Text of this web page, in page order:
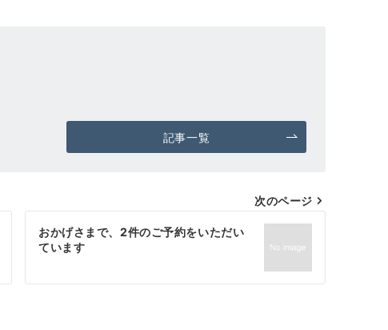
記事一覧
次のページ
おかげさまで、2件のご予約をいただい
ています